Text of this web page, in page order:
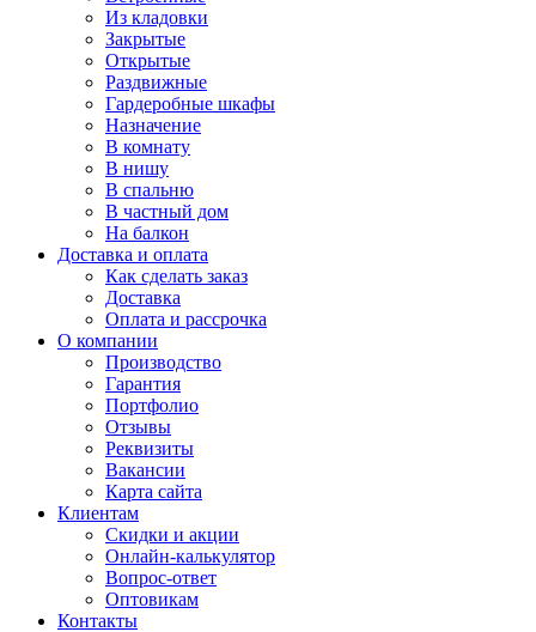
Из кладовки
Закрытые
Открытые
Раздвижные
Гардеробные шкафы
Назначение
В комнату
В нишу
В спальню
В частный дом
На балкон
Доставка и оплата
Как сделать заказ
Доставка
Оплата и рассрочка
О компании
Производство
Гарантия
Портфолио
Отзывы
Реквизиты
Вакансии
Карта сайта
Клиентам
Скидки и акции
Онлайн-калькулятор
Вопрос-ответ
Оптовикам
Контакты